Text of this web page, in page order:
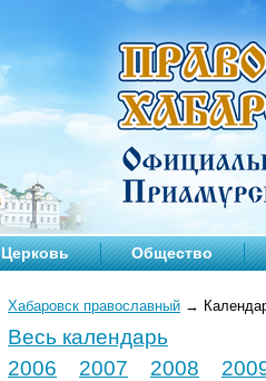
Церковь Общество
Хабаровск православный →
Весь календарь
2006
2007 2008